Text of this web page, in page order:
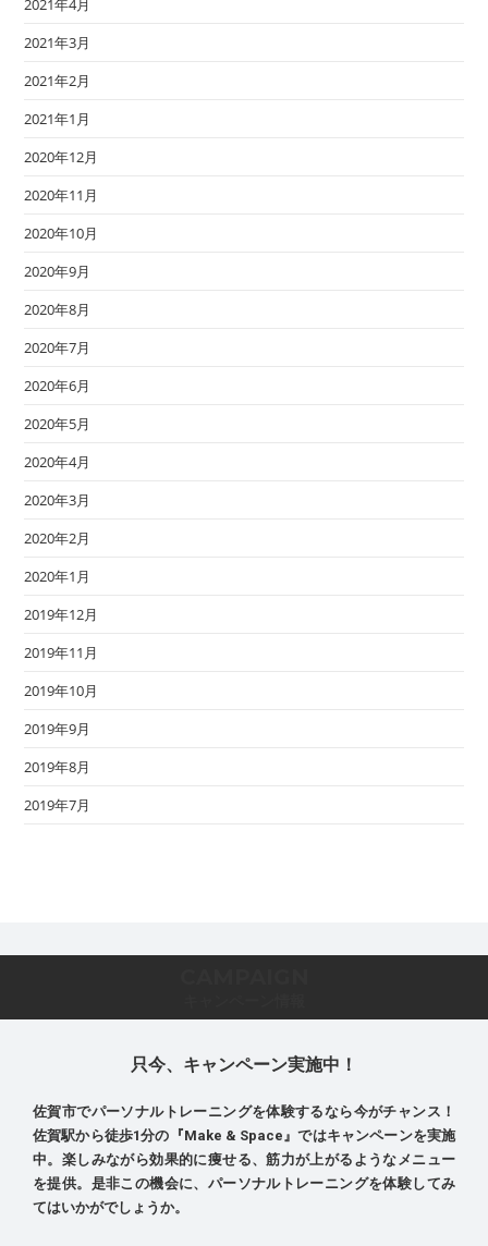
2021年4月
2021年3月
2021年2月
2021年1月
2020年12月
2020年11月
2020年10月
2020年9月
2020年8月
2020年7月
2020年6月
2020年5月
2020年4月
2020年3月
2020年2月
2020年1月
2019年12月
2019年11月
2019年10月
2019年9月
2019年8月
2019年7月
只今、キャンペーン実施中！
佐賀市でパーソナルトレーニングを体験するなら今がチャンス！
佐賀駅から徒歩1分の『Make & Space』ではキャンペーンを実施
中。楽しみながら効果的に痩せる、筋力が上がるようなメニュー
を提供。是非この機会に、パーソナルトレーニングを体験してみ
てはいかがでしょうか。